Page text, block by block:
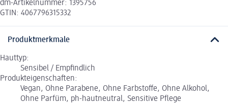
dm-Artikelnummer: 1395756
GTIN: 4067796315332
Produktmerkmale
Hauttyp:
Sensibel / Empfindlich
Produkteigenschaften:
Vegan, Ohne Parabene, Ohne Farbstoffe, Ohne Alkohol,
Ohne Parfüm, ph-hautneutral, Sensitive Pflege